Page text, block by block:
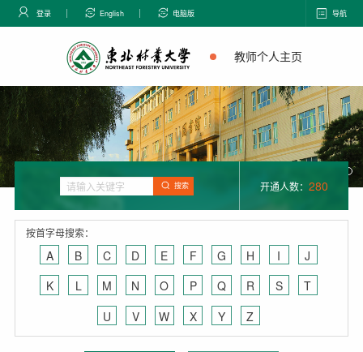
登录 English 电脑版 导航
教师个人主页
搜索 开通人数： 280
按首字母搜索：
A B C D E F G H I
J
K
L M N O P Q R S
T
U
V W X Y Z